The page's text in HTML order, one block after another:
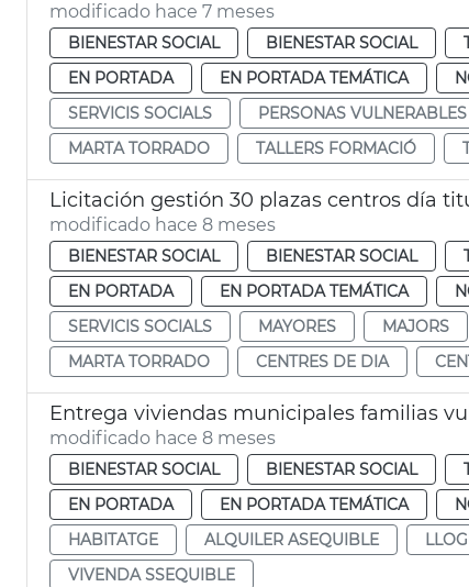
modificado hace 7 meses
BIENESTAR SOCIAL BIENESTAR SOCIAL
EN PORTADA
EN PORTADA TEMÁTICA
SERVICIS SOCIALS
PERSONAS VULNERABLES
MARTA TORRADO
TALLERS FORMACIÓ
Licitación gestión 30 plazas centros día
modificado hace 8 meses
BIENESTAR SOCIAL BIENESTAR SOCIAL
EN PORTADA
EN PORTADA TEMÁTICA
SERVICIS SOCIALS
MAYORES MAJORS
MARTA TORRADO
CENTRES DE DIA
Entrega viviendas municipales familias
modificado hace 8 meses
BIENESTAR SOCIAL BIENESTAR SOCIAL
EN PORTADA
EN PORTADA TEMÁTICA
HABITATGE
ALQUILER ASEQUIBLE
VIVENDA SSEQUIBLE